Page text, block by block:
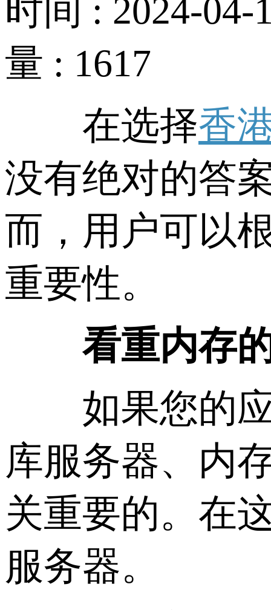
时间 : 2024-04-
量 : 1617
在选择香
没有绝对的答
而，用户可以
重要性。
看重内存的
如果您的应
库服务器、内
关重要的。在
服务器。